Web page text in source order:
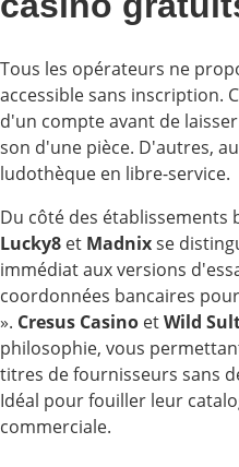
Tous les opérateurs ne
accessible sans inscription.
d'un compte avant de
son d'une pièce. D'autres,
ludothèque en libre-service.
Du côté des établissements
Lucky8 et Madnixse
immédiat aux versions
coordonnées bancaires
». Cresus Casino etWild
philosophie, vous
titres de fournisseurs sans
Idéal pour fouiller leur
commerciale.